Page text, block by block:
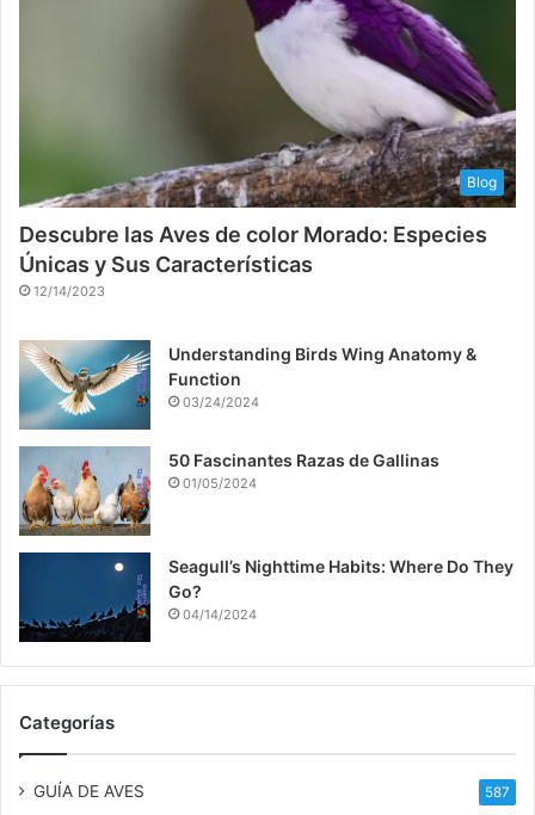
Blog
Descubre las Aves de color Morado: Especies
Únicas y Sus Características
12/14/2023
Understanding Birds Wing Anatomy &
Function
03/24/2024
50 Fascinantes Razas de Gallinas
01/05/2024
Seagull’s Nighttime Habits: Where Do They
Go?
04/14/2024
Categorías
GUÍA DE AVES 587